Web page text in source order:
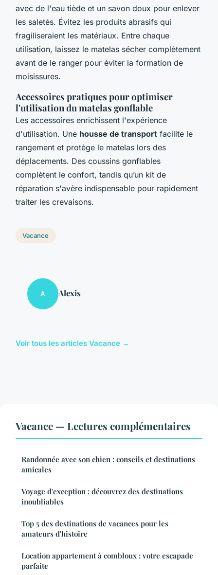
avec de l'eau tiède et un savon doux pour enlever
les saletés. Évitez les produits abrasifs qui
fragiliseraient les matériaux. Entre chaque
utilisation, laissez le matelas sécher complètement
avant de le ranger pour éviter la formation de
moisissures.
Accessoires pratiques pour optimiser
l'utilisation du matelas gonflable
Les accessoires enrichissent l'expérience
d'utilisation. Une housse de transport facilite le
rangement et protège le matelas lors des
déplacements. Des coussins gonflables
complètent le confort, tandis qu’un kit de
réparation s'avère indispensable pour rapidement
traiter les crevaisons.
Vacance
A Alexis
Voir tous les articles Vacance →
Vacance — Lectures complémentaires
Randonnée avec son chien : conseils et destinations
amicales
Voyage d'exception : découvrez des destinations
inoubliables
Top 5 des destinations de vacances pour les
amateurs d'histoire
Location appartement à combloux : votre escapade
parfaite